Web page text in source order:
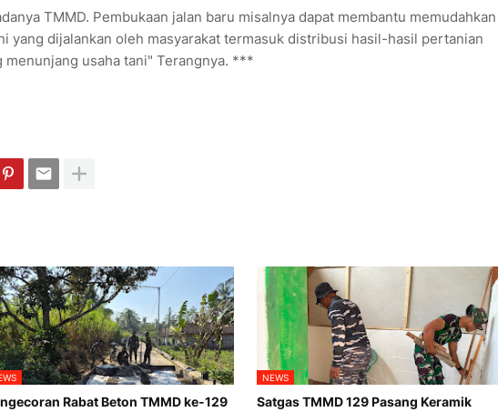
TMMD. Pembukaan jalan baru misalnya dapat membantu memudahkan
yang dijalankan oleh masyarakat termasuk distribusi hasil-hasil pertanian
usaha tani" Terangnya. ***
Rabat Beton TMMD ke-129
NEWS
Satgas TMMD 129 Pasang Keramik